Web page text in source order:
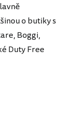
o butiky s
Boggi,
Duty Free